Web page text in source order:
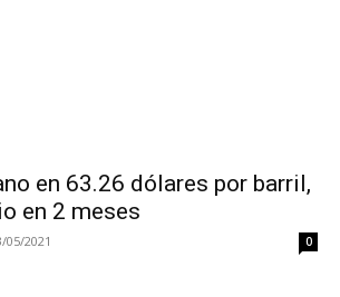
en 63.26 dólares por barril,
en 2 meses
05/2021 0